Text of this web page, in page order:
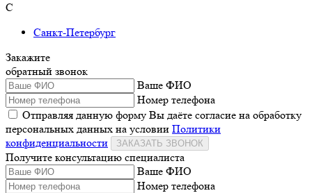
С
Санкт-Петербург
Закажите
обратный звонок
Ваше ФИО
Номер телефона
Отправляя данную форму Вы даёте согласие на обработку
персональных данных на условии Политики
конфиденциальности
ЗАКАЗАТЬ ЗВОНОК
Получите консультацию специалиста
Ваше ФИО
Номер телефона